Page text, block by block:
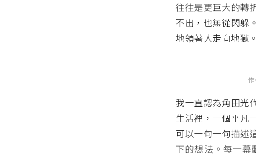
往往是更巨大的轉
不出，也無從閃躲
地領著人走向地獄。
我一直認為角田光
生活裡，一個平凡
可以一句一句描述
下的想法。每一幕